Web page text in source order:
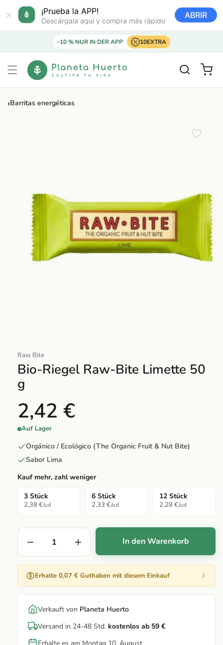
¡Prueba la APP!
Descárgala aquí y compra más rápido
ABRIR
directamente
al contenido
-10 % NUR IN DER APP 10EXTRA
Carrito
‹Barritas energéticas
multimedia
1
una
ventana
modal
Raw Bite
Bio-Riegel Raw-Bite Limette 50
g
2,42 €
Auf Lager
Orgánico / Ecológico (The Organic Fruit & Nut Bite)
Sabor Lima
Kauf mehr, zahl weniger
3 Stück
2,38 €/ud
6 Stück
2,33 €/ud
12 Stück
2,28 €/ud
In den Warenkorb
Erhalte 0,07 € Guthaben mit diesem Einkauf
Verkauft von Planeta Huerto
Versand in 24-48 Std. kostenlos ab 59 €
Erhalte es am Montag 10. August